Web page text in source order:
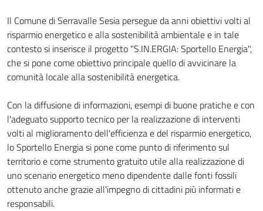
Il Comune di Serravalle Sesia persegue da anni obiettivi volti al
risparmio energetico e alla sostenibilità ambientale e in tale
contesto si inserisce il progetto "S.IN.ERGIA: Sportello Energia",
che si pone come obiettivo principale quello di avvicinare la
comunità locale alla sostenibilità energetica.
Con la diffusione di informazioni, esempi di buone pratiche e con
l'adeguato supporto tecnico per la realizzazione di interventi
volti al miglioramento dell'efficienza e del risparmio energetico,
lo Sportello Energia si pone come punto di riferimento sul
territorio e come strumento gratuito utile alla realizzazione di
uno scenario energetico meno dipendente dalle fonti fossili
ottenuto anche grazie all'impegno di cittadini più informati e
responsabili.